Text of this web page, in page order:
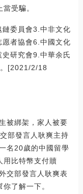
受騙。
委員會3.中非文化
者協會6.中國文化
研究會9.中華余氏
[2021/2/18
被綁架，家人被要
部發言人耿爽主持
名20歲的中國留學
用比特幣支付贖
交部發言人耿爽表
了解一下。